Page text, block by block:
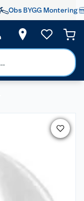
Obs BYGG Montering